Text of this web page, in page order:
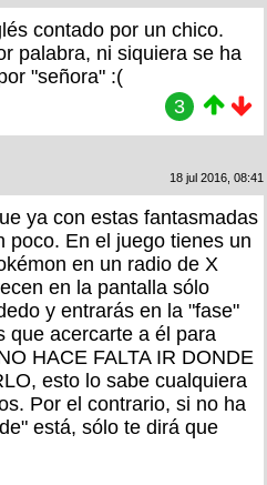
contado por un chico.
palabra, ni siquiera se ha
"señora" :(
3
18 jul 2016, 08:41
ya con estas fantasmadas
poco. En el juego tienes un
en un radio de X
en la pantalla sólo
y entrarás en la "fase"
que acercarte a él para
HACE FALTA IR DONDE
esto lo sabe cualquiera
Por el contrario, si no ha
está, sólo te dirá que